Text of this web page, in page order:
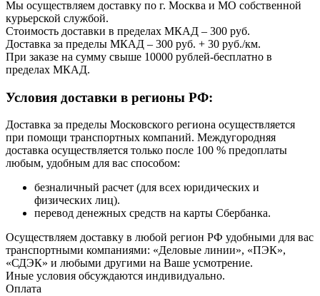
Мы осуществляем доставку по г. Москва и МО собственной
курьерской службой.
Стоимость доставки в пределах МКАД – 300 руб.
Доставка за пределы МКАД – 300 руб. + 30 руб./км.
При заказе на сумму свыше 10000 рублей-бесплатно в
пределах МКАД.
Условия доставки в регионы РФ:
Доставка за пределы Московского региона осуществляется
при помощи транспортных компаний. Междугородняя
доставка осуществляется только после 100 % предоплаты
любым, удобным для вас способом:
безналичный расчет (для всех юридических и
физических лиц).
перевод денежных средств на карты Сбербанка.
Осуществляем доставку в любой регион РФ удобными для вас
транспортными компаниями: «Деловые линии», «ПЭК»,
«СДЭК» и любыми другими на Ваше усмотрение.
Иные условия обсуждаются индивидуально.
Оплата